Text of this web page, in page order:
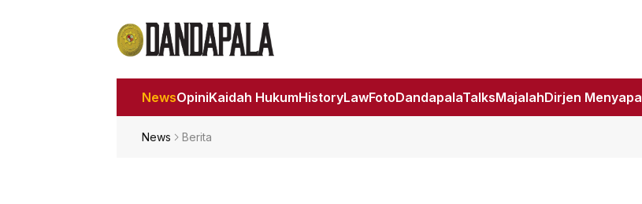
NewsOpiniKaidah HukumHistoryLawFotoDandapalaTalksMajalahDirjen Menyapa
News Berita